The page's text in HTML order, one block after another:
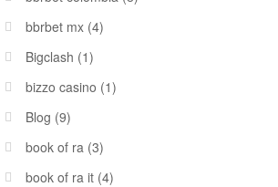
bbrbet mx(4)
Bigclash (1)
bizzo casino (1)
Blog (9)
book of ra (3)
book of ra it(4)